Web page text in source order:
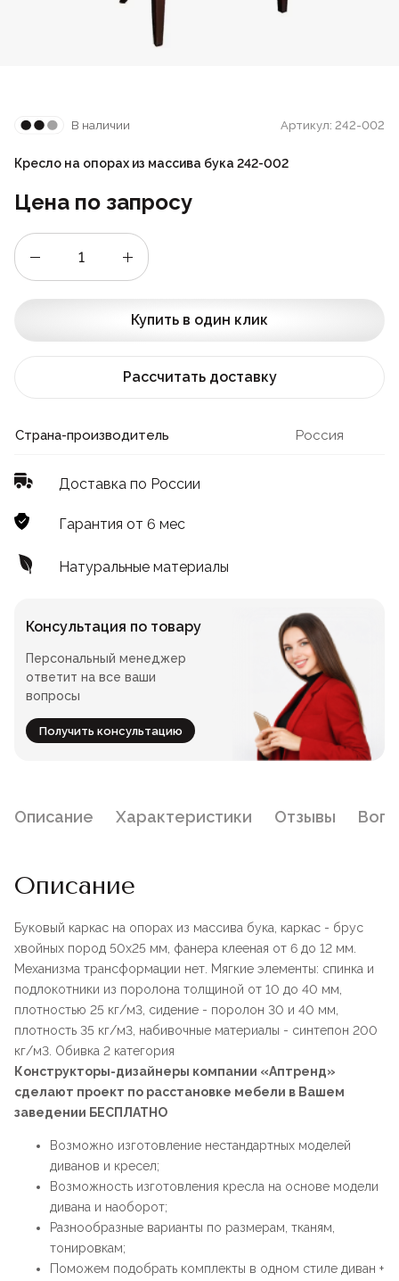
В наличии Артикул: 242-002
Кресло на опорах из массива бука 242-002
Цена по запросу
Купить в один клик
Рассчитать доставку
Страна-производитель Россия
Доставка по России
Гарантия от 6 мес
Натуральные материалы
Консультация по товару
Персональный менеджер
ответит на все ваши
вопросы
Получить консультацию
Описание Характеристики Отзывы
Описание
Буковый каркас на опорах из массива бука, каркас - брус
хвойных пород 50х25 мм, фанера клееная от 6 до 12 мм.
Механизма трансформации нет. Мягкие элементы: спинка и
подлокотники из поролона толщиной от 10 до 40 мм,
плотностью 25 кг/м3, сидение - поролон 30 и 40 мм,
плотность 35 кг/м3, набивочные материалы - синтепон 200
кг/м3. Обивка 2 категория
Конструкторы-дизайнеры компании «Аптренд»
сделают проект по расстановке мебели в Вашем
заведении БЕСПЛАТНО
Возможно изготовление нестандартных моделей
диванов и кресел;
Возможность изготовления кресла на основе модели
дивана и наоборот;
Разнообразные варианты по размерам, тканям,
тонировкам;
Поможем подобрать комплекты в одном стиле диван +
Пластиковые
Банкетные
Лофт
Квадратные
Для гостиниц
Дизайнерские
Барные
Банкетные
Для фудкорта
Для гостиниц
Конференц-стулья
Для летнего кафе
Лофт
Складные стулья
Сцены и танцполы
Пластиковая мебель